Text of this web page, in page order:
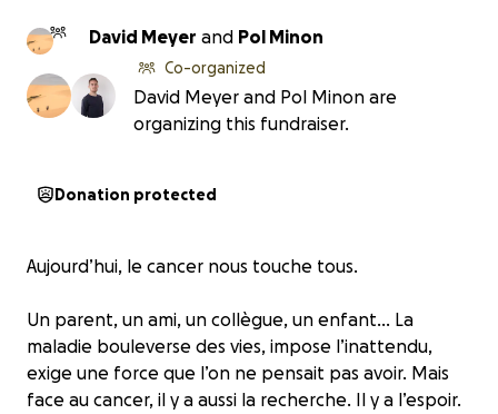
David Meyer and Pol Minon
Co-organized
David Meyer and Pol Minon are
organizing this fundraiser.
Donation protected
Aujourd’hui, le cancer nous touche tous.
Un parent, un ami, un collègue, un enfant… La
maladie bouleverse des vies, impose l’inattendu,
exige une force que l’on ne pensait pas avoir. Mais
face au cancer, il y a aussi la recherche. Il y a l’espoir.